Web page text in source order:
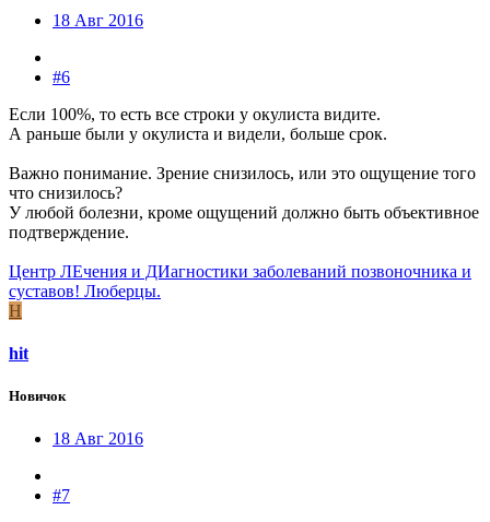
18 Авг 2016
#6
Если 100%, то есть все строки у окулиста видите.
А раньше были у окулиста и видели, больше срок.
Важно понимание. Зрение снизилось, или это ощущение того
что снизилось?
У любой болезни, кроме ощущений должно быть объективное
подтверждение.
Центр ЛЕчения и ДИагностики заболеваний позвоночника и
суставов! Люберцы.
H
hit
Новичок
18 Авг 2016
#7